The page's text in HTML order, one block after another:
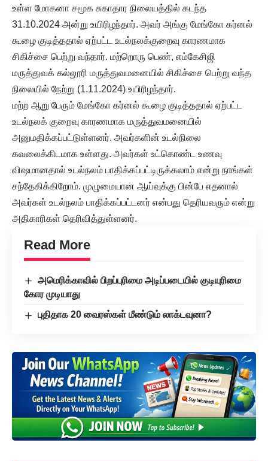
உள்ள மோகனா சமூக சுகாதார நிலையத்தில் கடந்த
31.10.2024 அன்று உயிரிழந்தார். அவர் அங்கு மேங்கோ கர்னல்
கூழை குடித்ததால் ஏற்பட்ட உடல்நலக்குறைவு காரணமாக
சிகிச்சை பெற்று வந்தார். மற்றொரு பெண், எம்கேசிஜி
மருத்துவக் கல்லூரி மருத்துவமனையில் சிகிச்சை பெற்று வந்த
நிலையில் நேற்று (1.11.2024) உயிரிழந்தார்.
மற்ற ஆறு பேரும் மேங்கோ கர்னல் கூழை குடித்ததால் ஏற்பட்ட
உடல்நலக் குறைவு காரணமாக மருத்துவமனையில்
அனுமதிக்கப்பட்டுள்ளனர். அவர்களின் உடல்நிலை
கவலைக்கிடமாக உள்ளது. அவர்கள் உட்கொண்ட உணவு
விஷமானதால் உடல்நலம் பாதிக்கப்பட்டிருக்கலாம் என்று நாங்கள்
சந்தேகிக்கிறோம். முழுமையான ஆய்வுக்கு பின்பே எதனால்
அவர்கள் உடல்நலம் பாதிக்கப்பட்டனர் என்பது தெரியவரும் என்று
அதிகாரிகள் தெரிவித்துள்ளனர்.
Read More
அமெரிக்காவில் பிறப்புரிமை அடிப்படையில் குடியுரிமை
கோர முடியாது
புதிதாக 20 வைரஸ்கள் மீண்டும் லாக்டவுனா?